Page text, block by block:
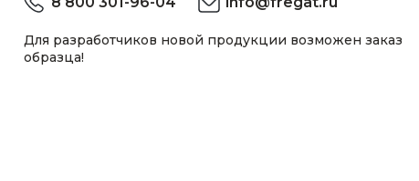
Для разработчиков новой продукции возможен заказ
образца!